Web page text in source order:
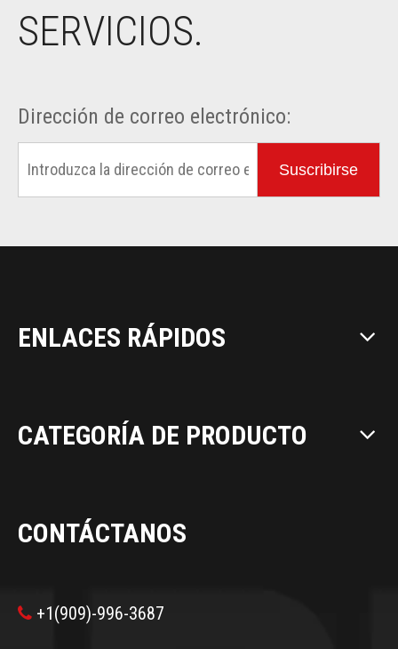
SERVICIOS.
Dirección de correo electrónico:
Suscribirse
ENLACES RÁPIDOS
CATEGORÍA DE PRODUCTO
CONTÁCTANOS
 +1(909)-996-3687